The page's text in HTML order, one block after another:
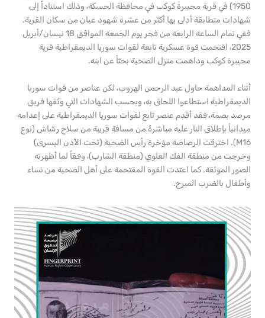
1950) في قرية مجيبرة كوكب في محافظة الحسكة، وذلك استناداً إلى
شهادات متطابقة أدلى بها أكثر من عشرة شهود عيان من سكان القرية.
ففي تمام الساعة الرابعة من فجر يوم الجمعة الموافق 18 نيسان/أبريل
2025، اقتحمت قوة عسكرية تابعة لقوات سوريا الديمقراطية قرية
مجيبرة كوكب وداهمت منزل الضحية بحثاً عن ابنه.
أثناء المداهمة حاول عبد الرحمن الهروب، لكن عناصر من قوات سوريا
الديمقراطية استطاعوا اللحاق به، وبحسب الشهادات التي وثقها فريق
مرصد بصمة، فقد أقدم عنصر تابع لقوات سوريا الديمقراطية على إعدامه
ميدانياً بإطلاق النار عليه مباشرةً من مسافة قريبة من سلاح رشاش (نوع
M16). اخترقت الرصاصة مؤخرة رأس الضحية (تحت الأذن اليسرى)
وخرجت من منطقة الفك العلوي (منطقة الشارب)، وفقاً لما أظهرته
الصور الموثقة. كما اعتدت القوة المقتحمة على أهل الضحية من نساء
وأطفال بالضرب المبرح.